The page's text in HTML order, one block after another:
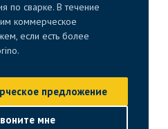
по сварке. В течение
коммерческое
если есть более
предложение
мне